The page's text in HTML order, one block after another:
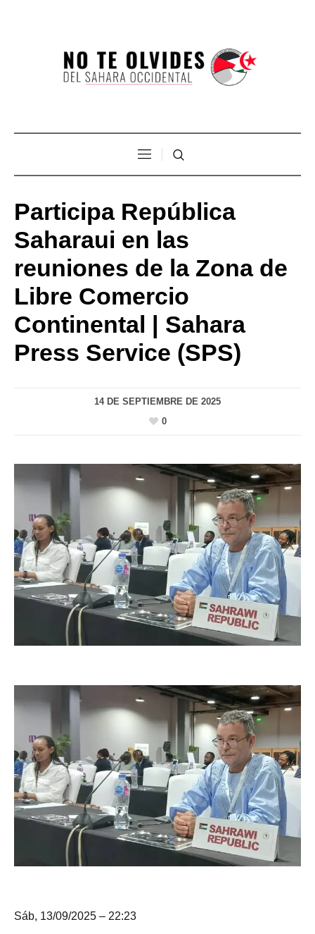
Participa República
Saharaui en las
reuniones de la Zona de
Libre Comercio
Continental | Sahara
Press Service (SPS)
14 DE SEPTIEMBRE DE 2025
0
Sáb, 13/09/2025 – 22:23